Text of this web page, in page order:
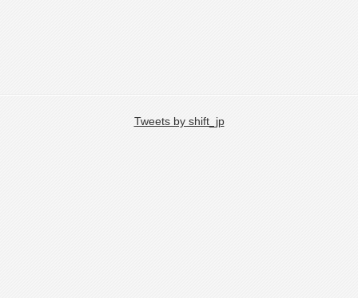
Tweets by shift_jp